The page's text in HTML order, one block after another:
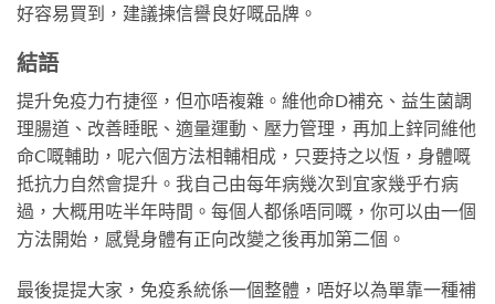
好容易買到，建議揀信譽良好嘅品牌。
結語
提升免疫力冇捷徑，但亦唔複雜。維他命D補充、益生菌調
理腸道、改善睡眠、適量運動、壓力管理，再加上鋅同維他
命C嘅輔助，呢六個方法相輔相成，只要持之以恆，身體嘅
抵抗力自然會提升。我自己由每年病幾次到宜家幾乎冇病
過，大概用咗半年時間。每個人都係唔同嘅，你可以由一個
方法開始，感覺身體有正向改變之後再加第二個。
最後提提大家，免疫系統係一個整體，唔好以為單靠一種補